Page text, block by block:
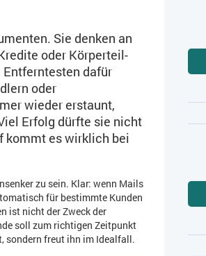
Sie denken an
oder Körperteil-
dafür
oder
wieder erstaunt,
Erfolg dürfte sie nicht
kommt es wirklich bei
zu sein. Klar: wenn Mails
für bestimmte Kunden
ist nicht der Zweck der
soll zum richtigen Zeitpunkt
sondern freut ihn im Idealfall.